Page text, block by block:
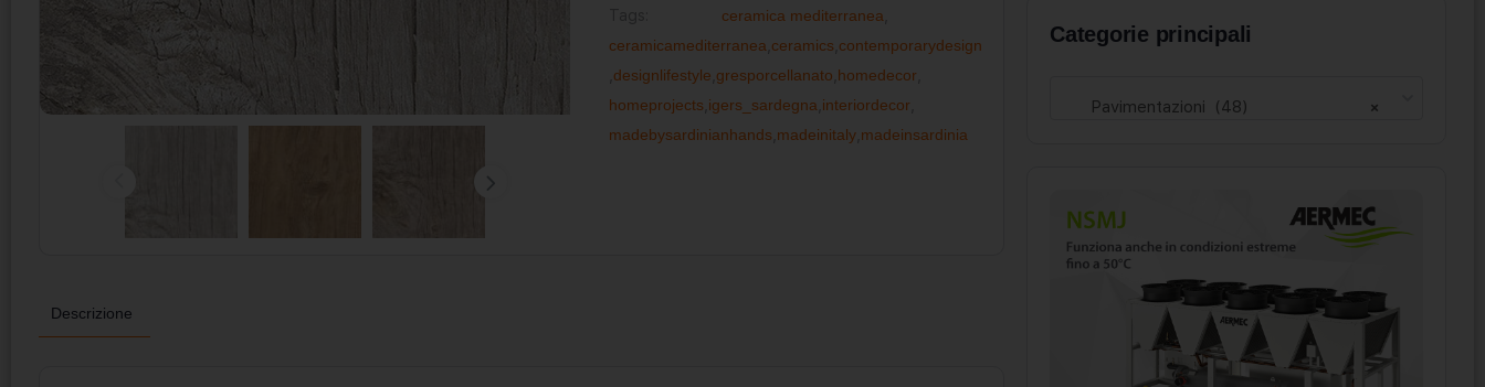
ceramica mediterranea
ceramicamediterranea ceramics contemporarydesign
designlifestyle gresporcellanato homedecor
homeprojects igers_sardegna interiordecor
madebysardinianhands madeinitaly, madeinsardinia
Descrizione
Categorie principali
×
Pavimentazioni (48)